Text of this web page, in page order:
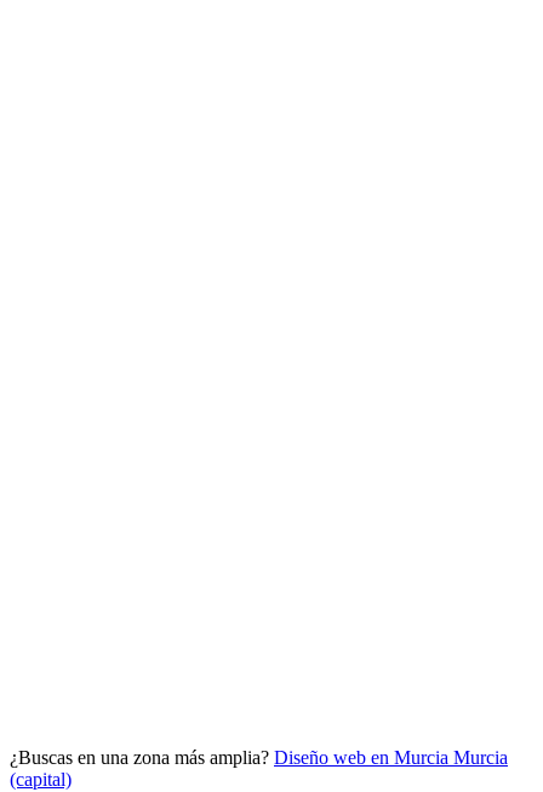
Quiero mi panel
¿Buscas en una zona más amplia? Diseño web en Murcia Murcia
(capital)